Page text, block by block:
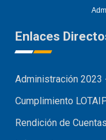
Enlaces
Administración 2023
Cumplimiento
Rendición de Cuentas